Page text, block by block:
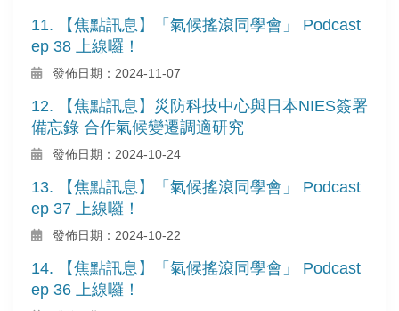
11. 【焦點訊息】「氣候搖滾同學會」 Podcast
ep 38 上線囉！
發佈日期：2024-11-07
12. 【焦點訊息】災防科技中心與日本NIES簽署
備忘錄 合作氣候變遷調適研究
發佈日期：2024-10-24
13. 【焦點訊息】「氣候搖滾同學會」 Podcast
ep 37 上線囉！
發佈日期：2024-10-22
14. 【焦點訊息】「氣候搖滾同學會」 Podcast
ep 36 上線囉！